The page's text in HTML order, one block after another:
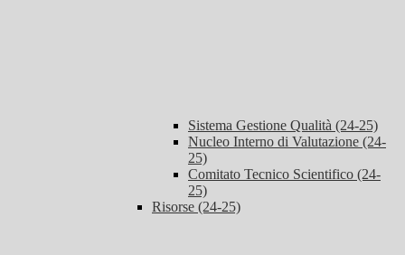
Sistema Gestione Qualità (24-25)
Nucleo Interno di Valutazione (24-
25)
Comitato Tecnico Scientifico (24-
25)
Risorse (24-25)